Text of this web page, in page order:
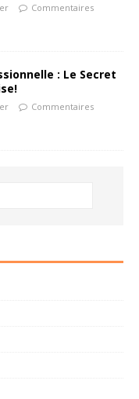
Commentaires
: Le Secret
Commentaires